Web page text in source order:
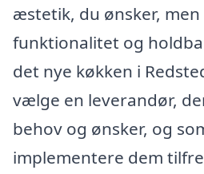
æstetik, du ønsker,
funktionalitet og
det nye køkken i
vælge en leverandør,
behov og ønsker, og
implementere dem